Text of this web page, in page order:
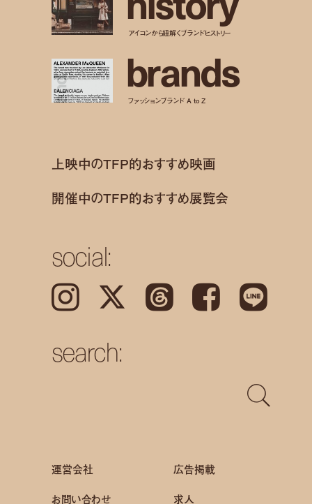
アイコンから紐解くブランドヒストリー
brands
ファッションブランド A to Z
上映中のTFP的おすすめ映画
開催中のTFP的おすすめ展覧会
social:
Instagram 𝕏 Threads Facebook LINE
search:
運営会社
広告掲載
お問い合わせ
求人